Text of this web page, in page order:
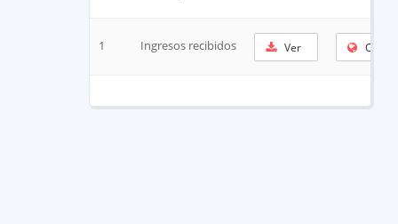
1 Ingresos recibidos Ver